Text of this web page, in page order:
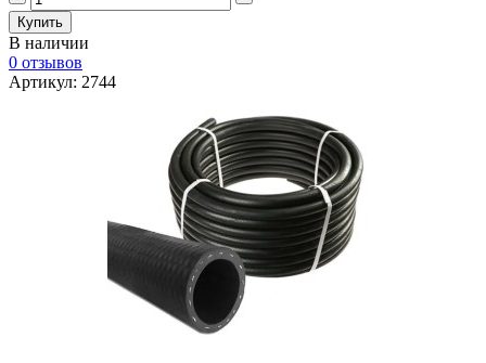
В наличии
0 отзывов
Артикул: 2744